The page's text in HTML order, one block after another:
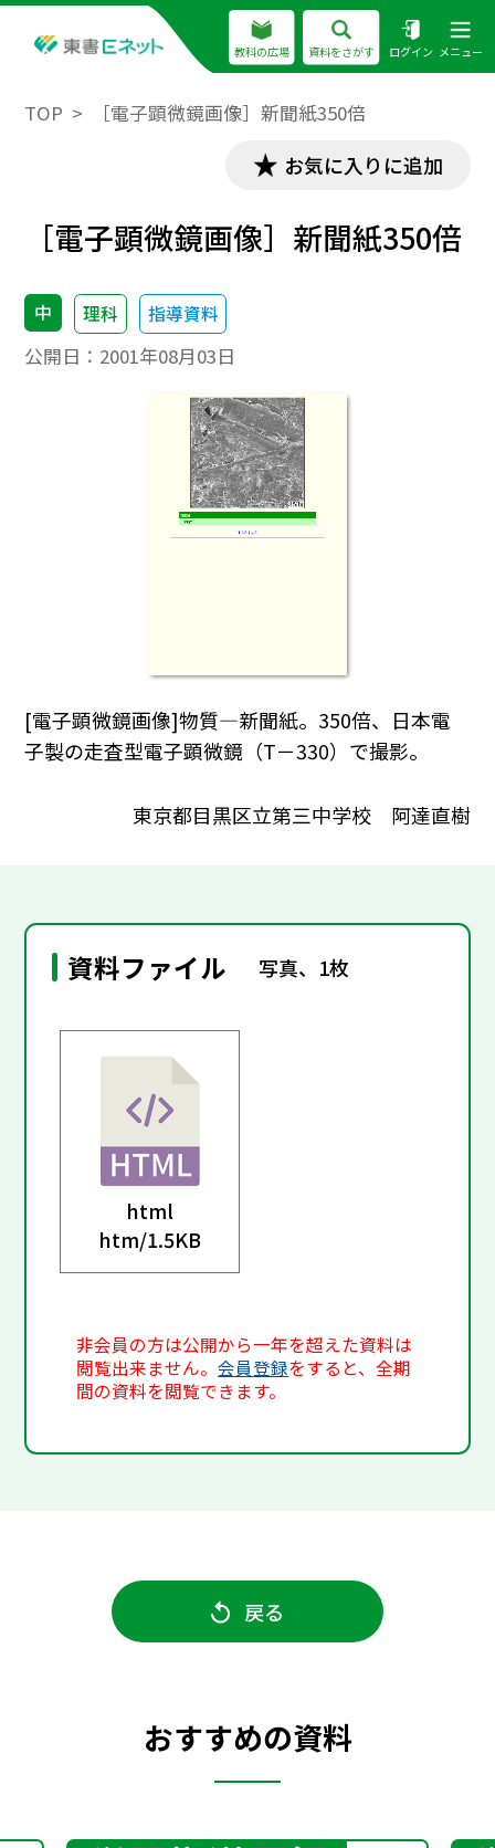
教科の広場 資料をさがす ログイン メニュー
TOP ［電子顕微鏡画像］新聞紙350倍
お気に入りに追加
［電子顕微鏡画像］新聞紙350倍
中 理科 指導資料
公開日： 2001年08月03日
[電子顕微鏡画像]物質―新聞紙。350倍、日本電
子製の走査型電子顕微鏡（T－330）で撮影。
東京都目黒区立第三中学校 阿達直樹
資料ファイル 写真、1枚
html
htm/1.5KB
非会員の方は公開から一年を超えた資料は
閲覧出来ません。会員登録をすると、全期
間の資料を閲覧できます。
戻る
おすすめの資料